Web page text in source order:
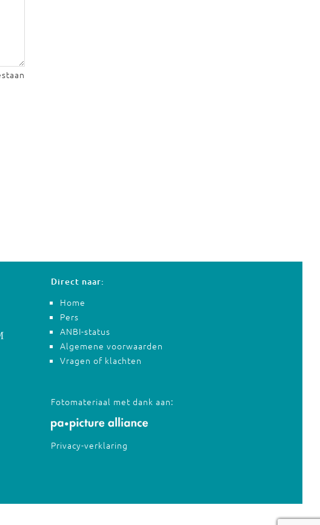
Direct naar:
Home
Pers
ANBI-status
Algemene voorwaarden
Vragen of klachten
Fotomateriaal met dank aan:
Privacy-verklaring